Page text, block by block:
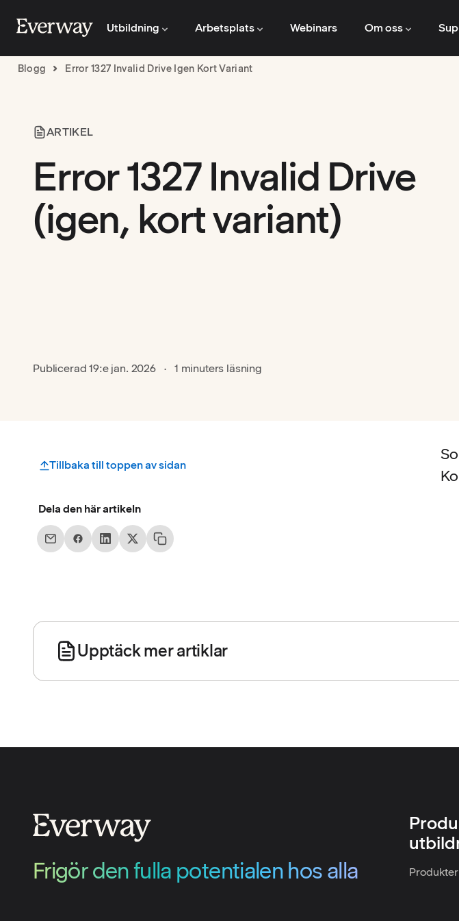
Utbildning Arbetsplats Webinars Om oss
Blogg Error 1327 Invalid Drive Igen Kort Variant
ARTIKEL
Error 1327 Invalid Drive
(igen, kort variant)
Publicerad 19:e jan. 2026 1 minuters läsning
Tillbaka till toppen av sidan
Dela den här artikeln
Upptäck mer artiklar
Frigör den fulla potentialen hos alla Produkter